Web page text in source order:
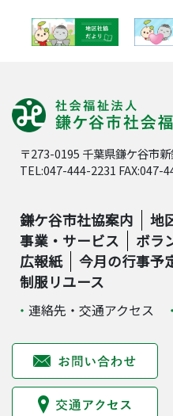
〒273-0195 千葉県鎌ケ谷市
TEL:047-444-2231 FAX:047-
鎌ケ谷市社協案内
地
事業・サービス
ボラ
広報紙
今月の行事予
制服リユース
連絡先・交通アクセス